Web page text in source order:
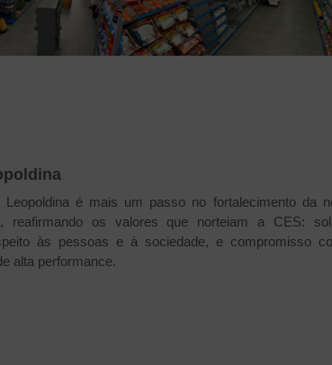
Leopoldina é mais um passo no fortalecimento da
reafirmando os valores que norteiam a CES:
às pessoas e à sociedade, e compromisso
alta performance.